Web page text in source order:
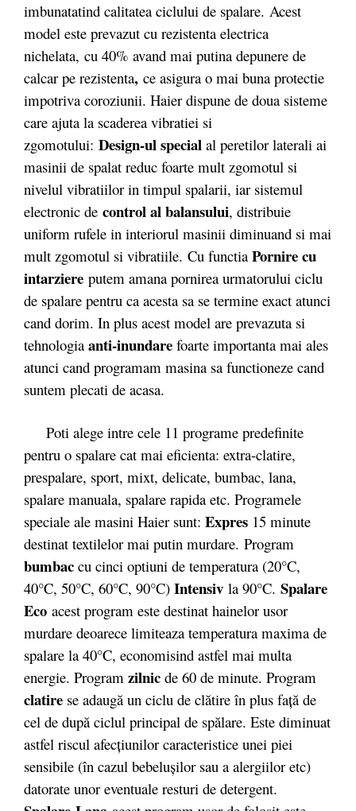
imbunatatind calitatea ciclului de spalare. Acest
model este prevazut cu rezistenta electrica
nichelata, cu 40% avand mai putina depunere de
calcar pe rezistenta, ce asigura o mai buna protectie
impotriva coroziunii. Haier dispune de doua sisteme
care ajuta la scaderea vibratiei si
zgomotului: Design-ul special al peretilor laterali ai
masinii de spalat reduc foarte mult zgomotul si
nivelul vibratiilor in timpul spalarii, iar sistemul
electronic de control al balansului, distribuie
uniform rufele in interiorul masinii diminuand si mai
mult zgomotul si vibratiile. Cu functia Pornire cu
intarziere putem amana pornirea urmatorului ciclu
de spalare pentru ca acesta sa se termine exact atunci
cand dorim. In plus acest model are prevazuta si
tehnologia anti-inundare foarte importanta mai ales
atunci cand programam masina sa functioneze cand
suntem plecati de acasa.
Poti alege intre cele 11 programe predefinite
pentru o spalare cat mai eficienta: extra-clatire,
prespalare, sport, mixt, delicate, bumbac, lana,
spalare manuala, spalare rapida etc. Programele
speciale ale masini Haier sunt: Expres 15 minute
destinat textilelor mai putin murdare. Program
bumbac cu cinci optiuni de temperatura (20°C,
40°C, 50°C, 60°C, 90°C) Intensiv la 90°C. Spalare
Eco acest program este destinat hainelor usor
murdare deoarece limiteaza temperatura maxima de
spalare la 40°C, economisind astfel mai multa
energie. Program zilnic de 60 de minute. Program
clatire se adaugă un ciclu de clătire în plus faţă de
cel de după ciclul principal de spălare. Este diminuat
astfel riscul afecţiunilor caracteristice unei piei
sensibile (în cazul bebeluşilor sau a alergiilor etc)
datorate unor eventuale resturi de detergent.